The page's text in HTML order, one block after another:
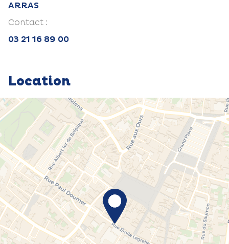
ARRAS
Contact :
03 21 16 89 00
Location